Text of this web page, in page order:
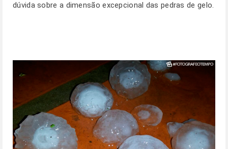
dúvida sobre a dimensão excepcional das pedras de gelo.